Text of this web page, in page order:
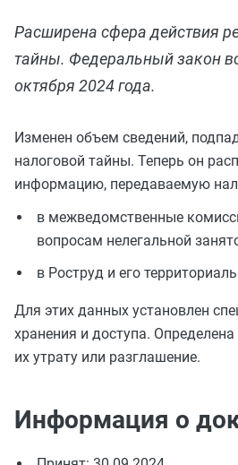
Расширена сфера действия
тайны. Федеральный закон
октября 2024 года.
Изменен объем сведений,
налоговой тайны. Теперь он
информацию, передаваемую
в межведомственные
вопросам нелегальной
в Роструд и его
Для этих данных установлен
хранения и доступа. Определена
их утрату или разглашение.
Информация о